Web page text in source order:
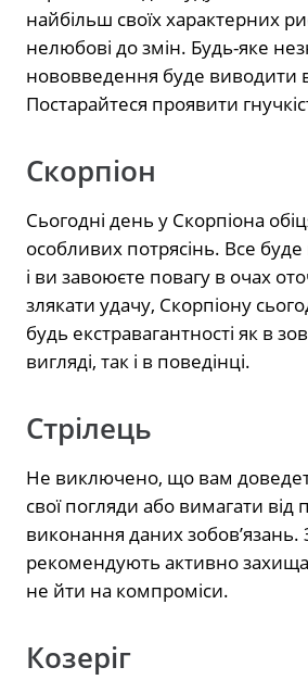
найбільш своїх характерних
нелюбові до змін. Будь-яке
нововведення буде виводити
Постарайтеся проявити
Скорпіон
Сьогодні день у Скорпіона
особливих потрясінь. Все
і ви завоюєте повагу в очах
злякати удачу, Скорпіону
будь екстравагантності як в
вигляді, так і в поведінці.
Стрілець
Не виключено, що вам
свої погляди або вимагати від
виконання даних зобов’язань.
рекомендують активно
не йти на компроміси.
Козеріг